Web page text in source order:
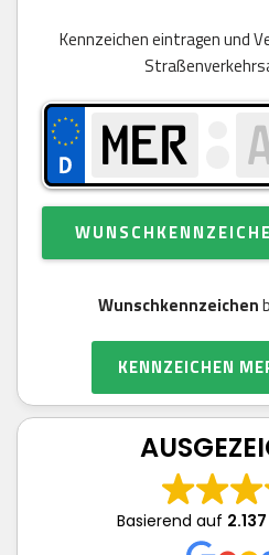
Kennzeichen eintragen und
Wunschkennzeichen
KENNZEICHEN
Basierend auf